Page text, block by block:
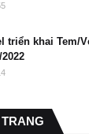
triển khai Tem/